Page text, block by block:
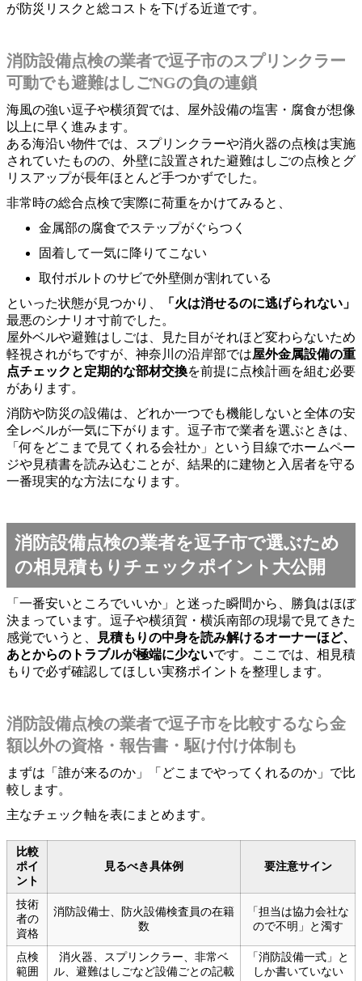
が防災リスクと総コストを下げる近道です。
消防設備点検の業者で逗子市のスプリンクラー
可動でも避難はしごNGの負の連鎖
海風の強い逗子や横須賀では、屋外設備の塩害・腐食が想像
以上に早く進みます。
ある海沿い物件では、スプリンクラーや消火器の点検は実施
されていたものの、外壁に設置された避難はしごの点検とグ
リスアップが長年ほとんど手つかずでした。
非常時の総合点検で実際に荷重をかけてみると、
金属部の腐食でステップがぐらつく
固着して一気に降りてこない
取付ボルトのサビで外壁側が割れている
といった状態が見つかり、
「火は消せるのに逃げられない」
最悪のシナリオ寸前でした。
屋外ベルや避難はしごは、見た目がそれほど変わらないため
軽視されがちですが、神奈川の沿岸部では屋外金属設備の重
点チェックと定期的な部材交換を前提に点検計画を組む必要
があります。
消防や防災の設備は、どれか一つでも機能しないと全体の安
全レベルが一気に下がります。逗子市で業者を選ぶときは、
「何をどこまで見てくれる会社か」という目線でホームペー
ジや見積書を読み込むことが、結果的に建物と入居者を守る
一番現実的な方法になります。
消防設備点検の業者を逗子市で選ぶため
の相見積もりチェックポイント大公開
「一番安いところでいいか」と迷った瞬間から、勝負はほぼ
決まっています。逗子や横須賀・横浜南部の現場で見てきた
感覚でいうと、
見積もりの中身を読み解けるオーナーほど、
あとからのトラブルが極端に少ないです。ここでは、相見積
もりで必ず確認してほしい実務ポイントを整理します。
消防設備点検の業者で逗子市を比較するなら金
額以外の資格・報告書・駆け付け体制も
まずは「誰が来るのか」「どこまでやってくれるのか」で比
較します。
主なチェック軸を表にまとめます。
比較
ポイ
ント
見るべき具体例 要注意サイン
技術
者の
資格
消防設備士、防火設備検査員の在籍
数
「担当は協力会社な
ので不明」と濁す
点検
範囲
消火器、スプリンクラー、非常ベ
ル、避難はしごなど設備ごとの記載
「消防設備一式」と
しか書いていない